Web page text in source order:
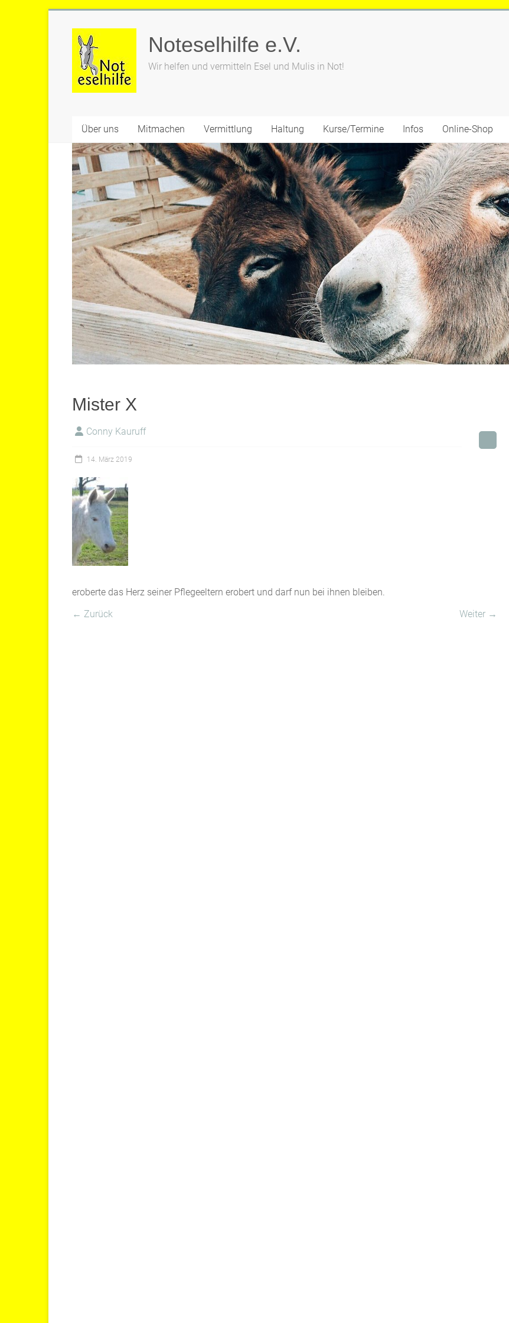
springen
Noteselhilfe e.V.
Wir helfen und vermitteln Esel und Mulis in Not!
Über uns Mitmachen Vermittlung Haltung Kurse/Termine Infos Online-Shop
Mister X
Conny Kauruff
14. März 2019
eroberte das Herz seiner Pflegeeltern erobert und darf nun bei ihnen bleiben.
← Zurück
Weiter →